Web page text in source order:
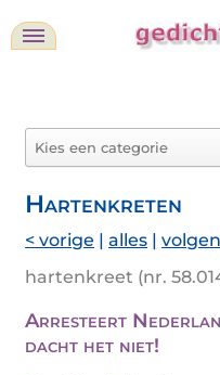
Hartenkreten
< vorige | alles |
hartenkreet (nr.
Arresteert
dacht het niet!